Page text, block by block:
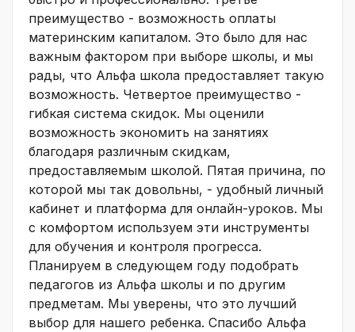
преимущество - возможность оплаты
материнским капиталом. Это было для нас
важным фактором при выборе школы, и мы
рады, что Альфа школа предоставляет такую
возможность. Четвертое преимущество -
гибкая система скидок. Мы оценили
возможность экономить на занятиях
благодаря различным скидкам,
предоставляемым школой. Пятая причина, по
которой мы так довольны, - удобный личный
кабинет и платформа для онлайн-уроков. Мы
с комфортом используем эти инструменты
для обучения и контроля прогресса.
Планируем в следующем году подобрать
педагогов из Альфа школы и по другим
предметам. Мы уверены, что это лучший
выбор для нашего ребенка. Спасибо Альфа